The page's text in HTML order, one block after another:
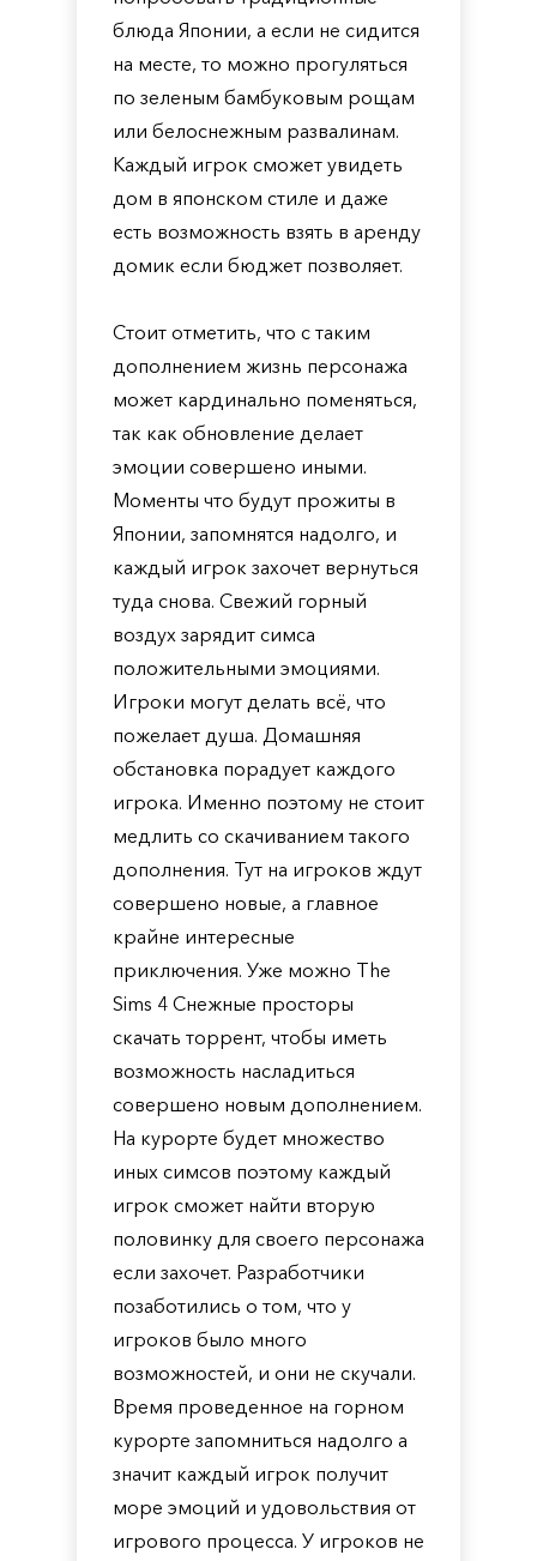
блюда Японии, а если не сидится
на месте, то можно прогуляться
по зеленым бамбуковым рощам
или белоснежным развалинам.
Каждый игрок сможет увидеть
дом в японском стиле и даже
есть возможность взять в аренду
домик если бюджет позволяет.
Стоит отметить, что с таким
дополнением жизнь персонажа
может кардинально поменяться,
так как обновление делает
эмоции совершено иными.
Моменты что будут прожиты в
Японии, запомнятся надолго, и
каждый игрок захочет вернуться
туда снова. Свежий горный
воздух зарядит симса
положительными эмоциями.
Игроки могут делать всё, что
пожелает душа. Домашняя
обстановка порадует каждого
игрока. Именно поэтому не стоит
медлить со скачиванием такого
дополнения. Тут на игроков ждут
совершено новые, а главное
крайне интересные
приключения. Уже можно The
Sims 4 Снежные просторы
скачать торрент, чтобы иметь
возможность насладиться
совершено новым дополнением.
На курорте будет множество
иных симсов поэтому каждый
игрок сможет найти вторую
половинку для своего персонажа
если захочет. Разработчики
позаботились о том, что у
игроков было много
возможностей, и они не скучали.
Время проведенное на горном
курорте запомниться надолго а
значит каждый игрок получит
море эмоций и удовольствия от
игрового процесса. У игроков не